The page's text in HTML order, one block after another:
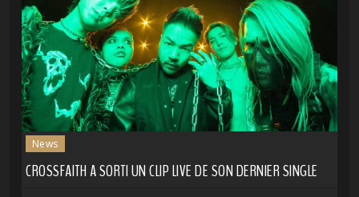
News
CROSSFAITH A SORTI UN CLIP LIVE DE SON DERNIER SINGLE